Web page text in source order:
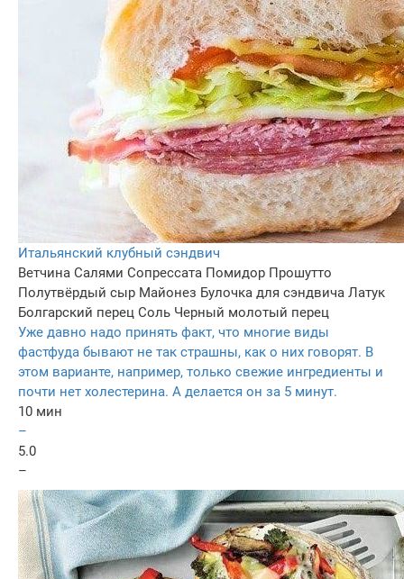
Итальянский клубный сэндвич
Ветчина Салями Сопрессата Помидор Прошутто
Полутвёрдый сыр Майонез Булочка для сэндвича Латук
Болгарский перец Соль Черный молотый перец
Уже давно надо принять факт, что многие виды
фастфуда бывают не так страшны, как о них говорят. В
этом варианте, например, только свежие ингредиенты и
почти нет холестерина. А делается он за 5 минут.
10 мин
–
5.0
–